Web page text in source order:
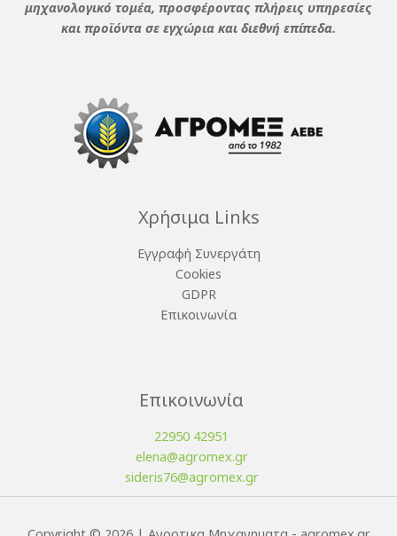
μηχανολογικό τομέα, προσφέροντας πλήρεις υπηρεσίες
και προϊόντα σε εγχώρια και διεθνή επίπεδα.
Χρήσιμα Links
Εγγραφή Συνεργάτη
Cookies
GDPR
Επικοινωνία
Επικοινωνία
22950 42951
elena@agromex.gr
sideris76@agromex.gr